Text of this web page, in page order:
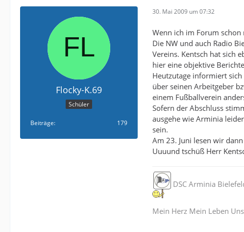
Flocky-K.69
Schüler
Beiträge 179
30. Mai 2009 um 07:32
Wenn ich im Forum
Die NW und auch Radio
Vereins. Kentsch hat sich
hier eine objektive
Heutzutage informiert
über seinen Arbeitgeber
einem Fußballverein
Sofern der Abschluss
ausgehe wie Arminia
sein.
Am 23. Juni lesen wir
Uuuund tschüß Herr
DSC Arminia
Mein Herz Mein Leben